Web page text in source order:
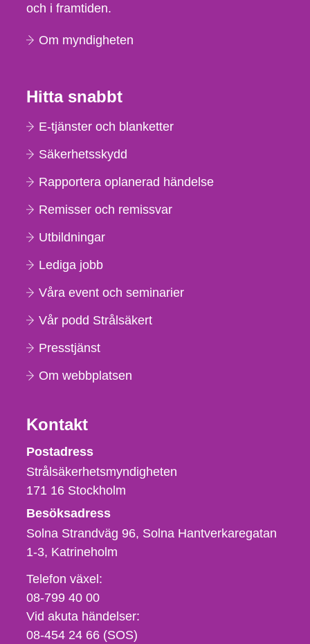
och i framtiden.
Om myndigheten
Hitta snabbt
E-tjänster och blanketter
Säkerhetsskydd
Rapportera oplanerad händelse
Remisser och remissvar
Utbildningar
Lediga jobb
Våra event och seminarier
Vår podd Strålsäkert
Presstjänst
Om webbplatsen
Kontakt
Strålsäkerhetsmyndigheten
Postadress
Strålsäkerhetsmyndigheten
171 16 Stockholm
Besöksadress
Solna Strandväg 96, Solna Hantverkaregatan
1-3 Katrineholm
Telefon,
fax
och
e-
Telefon växel:
08-799 40 00
Vid akuta händelser:
08-454 24 66 (SOS)